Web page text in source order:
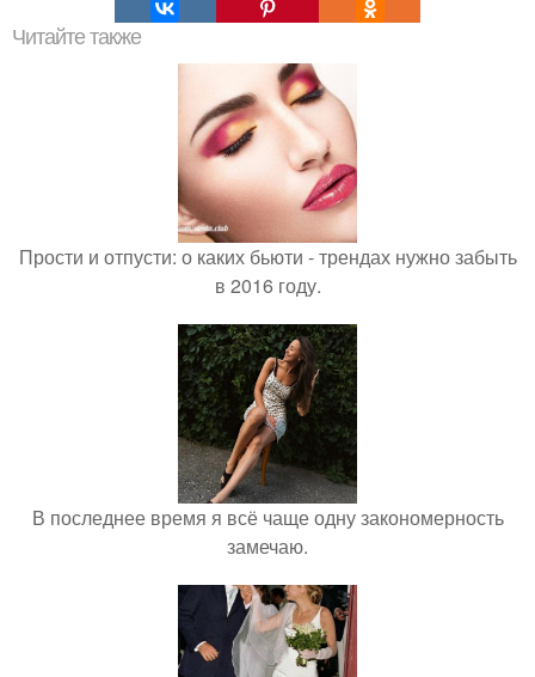
Читайте также
Прости и отпусти: о каких бьюти - трендах нужно забыть
в 2016 году.
В последнее время я всё чаще одну закономерность
замечаю.